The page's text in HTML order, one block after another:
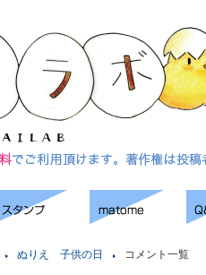
ぬりえ 子供の日 コメント一覧